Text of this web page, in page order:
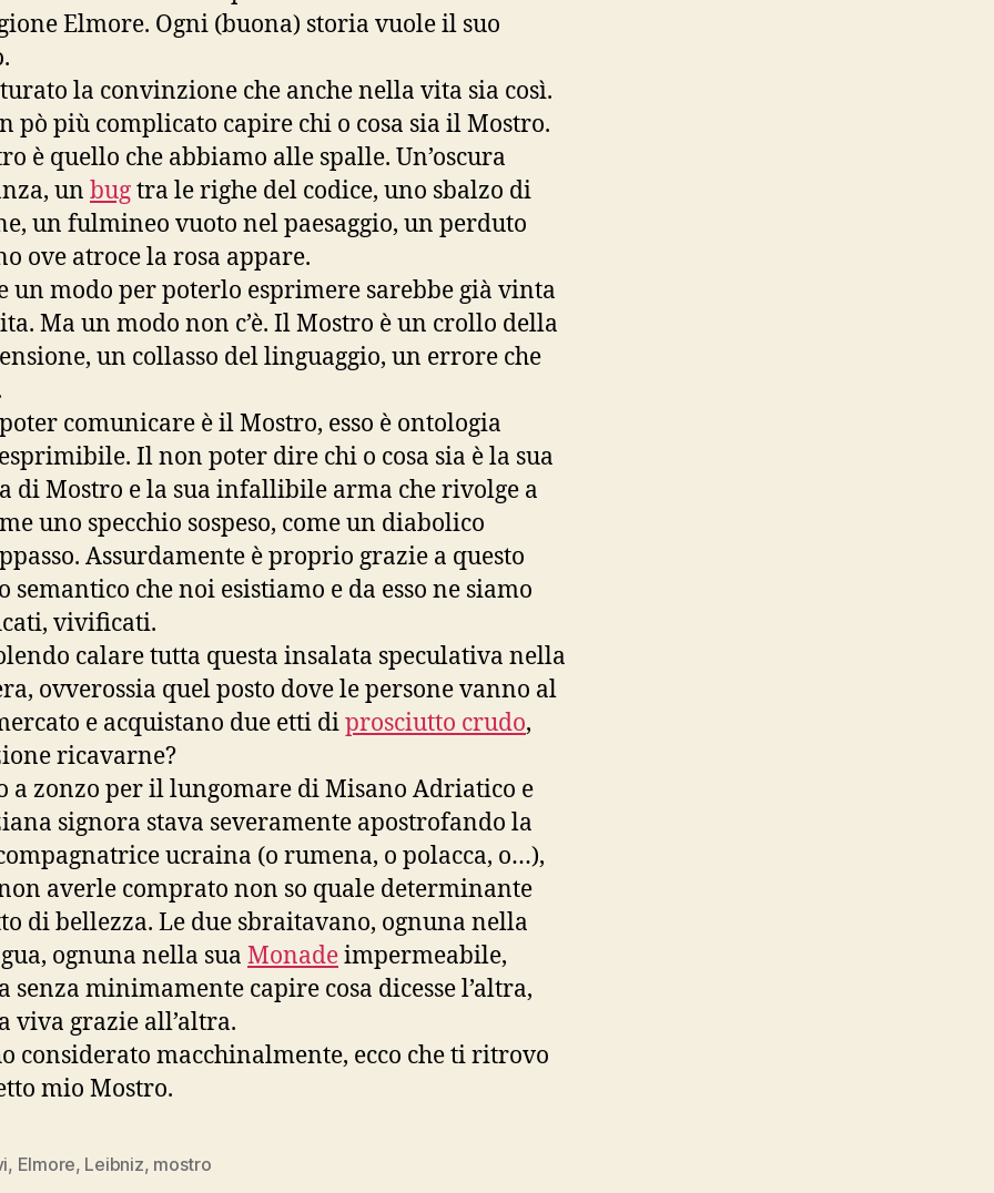
Elmore. Ogni (buona) storia vuole il suo
la convinzione che anche nella vita sia così.
pò più complicato capire chi o cosa sia il Mostro.
è quello che abbiamo alle spalle. Un’oscura
un bugtra le righe del codice, uno sbalzo di
un fulmineo vuoto nel paesaggio, un perduto
ove atroce la rosa appare.
un modo per poterlo esprimere sarebbe già vinta
Ma un modo non c’è. Il Mostro è un crollo della
un collasso del linguaggio, un errore che
comunicare è il Mostro, esso è ontologia
Il non poter dire chi o cosa sia è la sua
di Mostro e la sua infallibile arma che rivolge a
uno specchio sospeso, come un diabolico
Assurdamente è proprio grazie a questo
semantico che noi esistiamo e da esso ne siamo
vivificati.
calare tutta questa insalata speculativa nella
ovverossia quel posto dove le persone vanno al
e acquistano due etti diprosciutto crudo,
ricavarne?
a zonzo per il lungomare di Misano Adriatico e
signora stava severamente apostrofando la
ucraina (o rumena, o polacca, o…),
averle comprato non so quale determinante
di bellezza. Le due sbraitavano, ognuna nella
ognuna nella sua Monadeimpermeabile,
senza minimamente capire cosa dicesse l’altra,
viva grazie all’altra.
considerato macchinalmente, ecco che ti ritrovo
mio Mostro.
, Elmore, Leibniz, mostro